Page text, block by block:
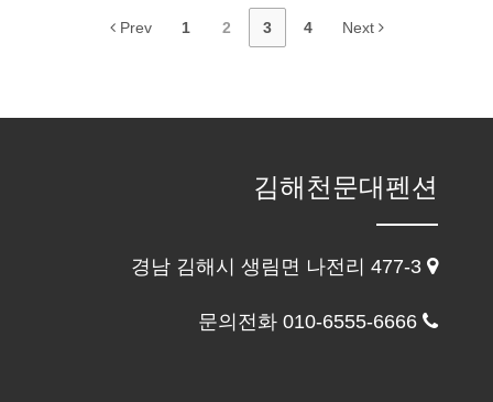
Prev 1 2 3 4 Next
김해천문대펜션
경남 김해시 생림면 나전리 477-3
문의전화 010-6555-6666